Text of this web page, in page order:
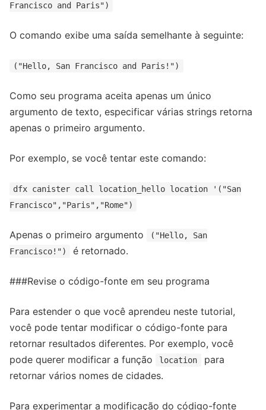
Francisco and Paris")
O comando exibe uma saída semelhante à seguinte:
("Hello, San Francisco and Paris!")
Como seu programa aceita apenas um único
argumento de texto, especificar várias strings retorna
apenas o primeiro argumento.
Por exemplo, se você tentar este comando:
dfx canister call location_hello location '("San
Francisco","Paris","Rome")
Apenas o primeiro argumento
("Hello, San
Francisco!")
é retornado.
###Revise o código-fonte em seu programa
Para estender o que você aprendeu neste tutorial,
você pode tentar modificar o código-fonte para
retornar resultados diferentes. Por exemplo, você
pode querer modificar a função
location
para
retornar vários nomes de cidades.
Para experimentar a modificação do código-fonte